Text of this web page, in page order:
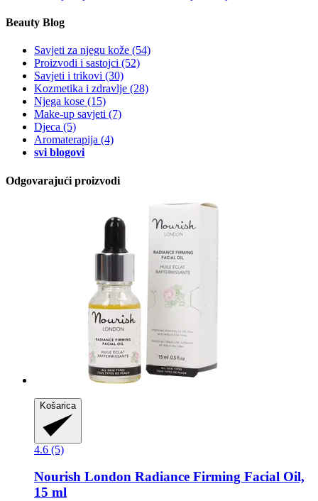
Beauty Blog
Savjeti za njegu kože (54)
Proizvodi i sastojci (52)
Savjeti i trikovi (30)
Kozmetika i zdravlje (28)
Njega kose (15)
Make-up savjeti (7)
Djeca (5)
Aromaterapija (4)
svi blogovi
Odgovarajući proizvodi
Košarica
4.6 (5)
Nourish London Radiance Firming Facial Oil,
15 ml